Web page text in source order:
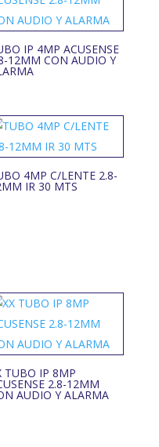
IP 4MP ACUSENSE
12MM CON AUDIO Y
4MP C/LENTE 2.8-
IR 30 MTS
TUBO IP 8MP
2.8-12MM
AUDIO Y ALARMA